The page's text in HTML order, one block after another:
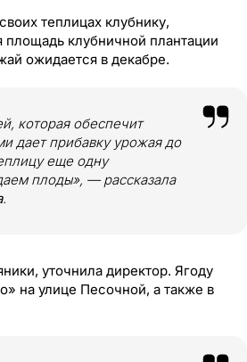
теплицах клубнику,
клубничной плантации
ожидается в декабре.
которая обеспечит
дает прибавку урожая до
еще одну
плоды», — рассказала
.
уточнила директор. Ягоду
на улице Песочной, а также в